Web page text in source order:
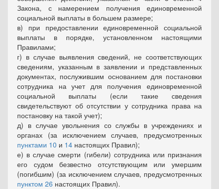
Закона, с намерением получения единовременной
социальной выплаты в большем размере;
в) при предоставлении единовременной социальной
выплаты в порядке, установленном настоящими
Правилами;
г) в случае выявления сведений, не соответствующих
сведениям, указанным в заявлении и представленных
документах, послужившим основанием для постановки
сотрудника на учет для получения единовременной
социальной выплаты (если такие сведения
свидетельствуют об отсутствии у сотрудника права на
постановку на такой учет);
д) в случае увольнения со службы в учреждениях и
органах (за исключением случаев, предусмотренных
пунктами 10 и 14 настоящих Правил);
е) в случае смерти (гибели) сотрудника или признания
его судом безвестно отсутствующим или умершим
(погибшим) (за исключением случаев, предусмотренных
пунктом 26 настоящих Правил).